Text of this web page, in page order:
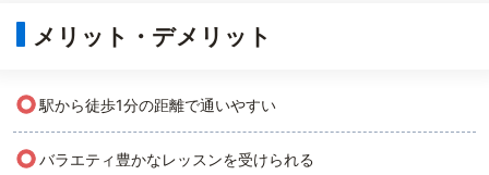
メリット・デメリット
○駅から徒歩1分の距離で通いやすい
○バラエティ豊かなレッスンを受けられる